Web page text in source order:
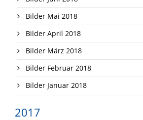
Bilder Mai 2018
Bilder April 2018
Bilder März 2018
Bilder Februar 2018
Bilder Januar 2018
2017